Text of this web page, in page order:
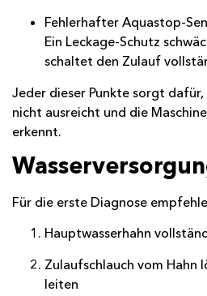
Fehlerhafter Aquastop-
Ein Leckage-Schutz
schaltet den Zulauf
Jeder dieser Punkte sorgt dafür,
nicht ausreicht und die
erkennt.
Für die erste Diagnose
Hauptwasserhahn
Zulaufschlauch vom Hahn
leiten